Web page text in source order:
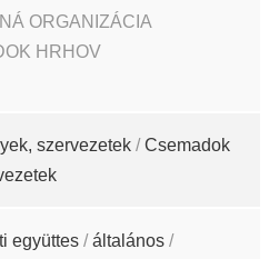
ORGANIZÁCIA
HRHOV
szervezetek /Csemadok
együttes /általános /